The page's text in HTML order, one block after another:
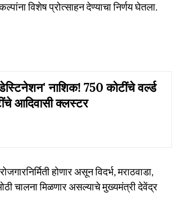
विशेष प्रोत्साहन देण्याचा निर्णय घेतला.
नाशिक! 750 कोटींचे वर्ल्ड
आदिवासी क्लस्टर
होणार असून विदर्भ, मराठवाडा,
चालना मिळणार असल्याचे मुख्यमंत्री देवेंद्र